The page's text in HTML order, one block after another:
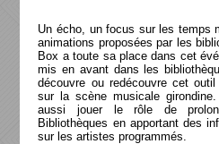
Un écho, un focus sur les temps
animations proposées par les
Box a toute sa place dans cet
mis en avant dans les
découvre ou redécouvre cet
sur la scène musicale
aussi jouer le rôle de
Bibliothèques en apportant des
sur les artistes programmés.